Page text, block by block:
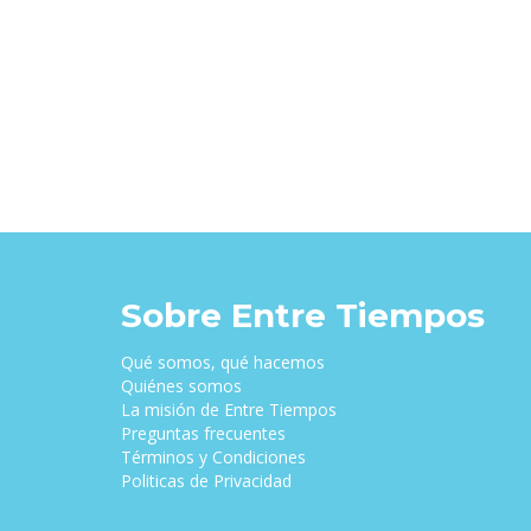
Sobre Entre Tiempos
Qué somos, qué hacemos
Quiénes somos
La misión de Entre Tiempos
Preguntas frecuentes
Términos y Condiciones
Politicas de Privacidad